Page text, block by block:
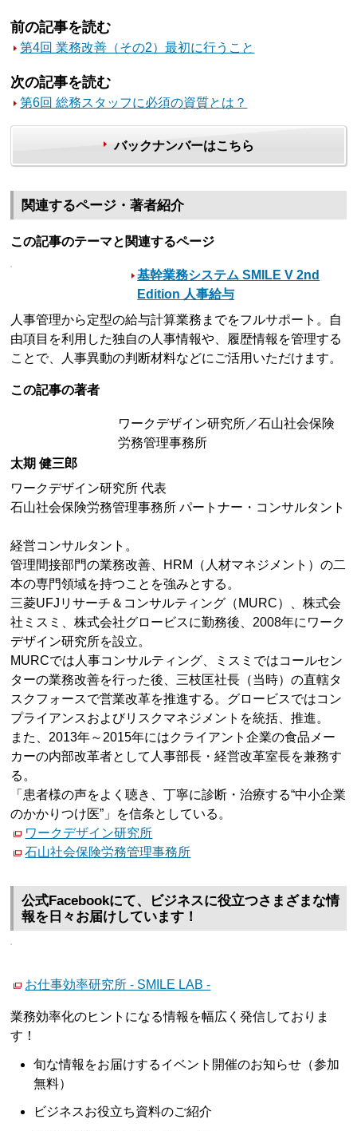
前の記事を読む
第4回 業務改善（その2）最初に行うこと
次の記事を読む
第6回 総務スタッフに必須の資質とは？
バックナンバーはこちら
関連するページ・著者紹介
この記事のテーマと関連するページ
基幹業務システム SMILE V 2nd
Edition 人事給与
人事管理から定型の給与計算業務までをフルサポート。自
由項目を利用した独自の人事情報や、履歴情報を管理する
ことで、人事異動の判断材料などにご活用いただけます。
この記事の著者
ワークデザイン研究所／石山社会保険
労務管理事務所
太期 健三郎
ワークデザイン研究所 代表
石山社会保険労務管理事務所 パートナー・コンサルタント
経営コンサルタント。
管理間接部門の業務改善、HRM（人材マネジメント）の二
本の専門領域を持つことを強みとする。
三菱UFJリサーチ＆コンサルティング（MURC）、株式会
社ミスミ、株式会社グロービスに勤務後、2008年にワーク
デザイン研究所を設立。
MURCでは人事コンサルティング、ミスミではコールセン
ターの業務改善を行った後、三枝匡社長（当時）の直轄タ
スクフォースで営業改革を推進する。グロービスではコン
プライアンスおよびリスクマネジメントを統括、推進。
また、2013年～2015年にはクライアント企業の食品メー
カーの内部改革者として人事部長・経営改革室長を兼務す
る。
「患者様の声をよく聴き、丁寧に診断・治療する“中小企業
のかかりつけ医”」を信条としている。
ワークデザイン研究所
石山社会保険労務管理事務所
公式Facebookにて、ビジネスに役立つさまざまな情
報を日々お届けしています！
お仕事効率研究所 - SMILE LAB -
業務効率化のヒントになる情報を幅広く発信しておりま
す！
旬な情報をお届けするイベント開催のお知らせ（参加
無料）
ビジネスお役立ち資料のご紹介